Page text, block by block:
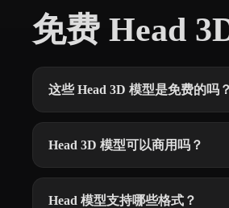
免费 Head
这些 Head 3D 模型是免费的吗？
Head 3D 模型可以商用吗？
Head 模型支持哪些格式？